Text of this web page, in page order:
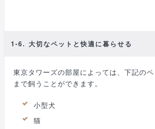
1-6. 大切なペットと快適に暮らせる
東京タワーズの部屋によっては、下記の
まで飼うことができます。
小型犬
猫